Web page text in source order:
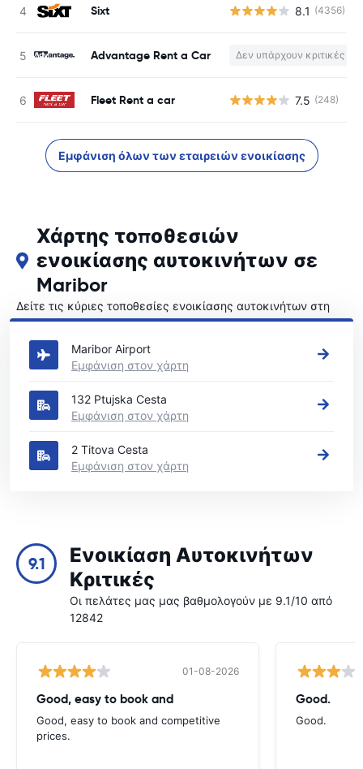
Sixt 8.1 (4356)
Advantage Rent a Car Δεν υπάρχουν κριτικές
Fleet Rent a car 7.5 (248)
Εμφάνιση όλων των εταιρειών ενοικίασης
Χάρτης τοποθεσιών
ενοικίασης αυτοκινήτων σε
Maribor
Δείτε τις κύριες τοποθεσίες ενοικίασης αυτοκινήτων στη
Maribor
Maribor Airport
Εμφάνιση στον χάρτη
132 Ptujska Cesta
Εμφάνιση στον χάρτη
2 Titova Cesta
Εμφάνιση στον χάρτη
9.1
Ενοικίαση Αυτοκινήτων
Κριτικές
Οι πελάτες μας μας βαθμολογούν με 9.1/10 από
12842
01-08-2026
Good, easy to book and
Good, easy to book and competitive
prices.
Good.
Good.